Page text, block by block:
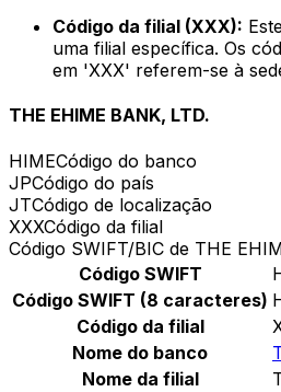
Código da filial (XXX):
uma filial específica. Os
em 'XXX' referem-se à
THE EHIME BANK, LTD.
HIMECódigo do banco
JPCódigo do país
JTCódigo de localização
XXXCódigo da filial
Código SWIFT/BIC de THE
Código SWIFT
Código SWIFT (8 caracteres)
Código da filial
Nome do banco
Nome da filial